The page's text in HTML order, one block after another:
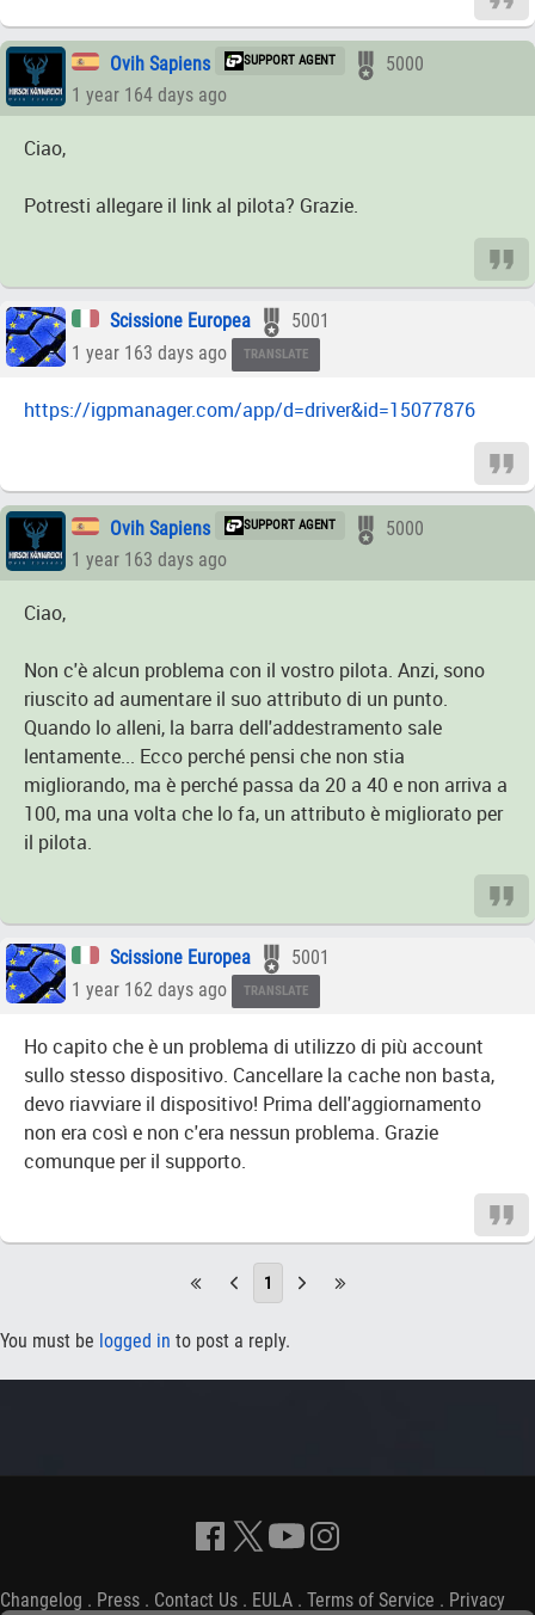
Ovih Sapiens SUPPORT AGENT
5000
1 year 164 days ago
Ciao,
Potresti allegare il link al pilota? Grazie.
Scissione Europea
5001
1 year 163 days ago
TRANSLATE
https://igpmanager.com/app/d=driver&id=15077876
Ovih Sapiens SUPPORT AGENT
5000
1 year 163 days ago
Ciao,
Non c'è alcun problema con il vostro pilota. Anzi, sono
riuscito ad aumentare il suo attributo di un punto.
Quando lo alleni, la barra dell'addestramento sale
lentamente... Ecco perché pensi che non stia
migliorando, ma è perché passa da 20 a 40 e non arriva a
100, ma una volta che lo fa, un attributo è migliorato per
il pilota.
Scissione Europea
5001
1 year 162 days ago
TRANSLATE
Ho capito che è un problema di utilizzo di più account
sullo stesso dispositivo. Cancellare la cache non basta,
devo riavviare il dispositivo! Prima dell'aggiornamento
non era così e non c'era nessun problema. Grazie
comunque per il supporto.
1
You must be logged in to post a reply.
Changelog . Press . Contact Us . EULA . Terms of Service . Privacy